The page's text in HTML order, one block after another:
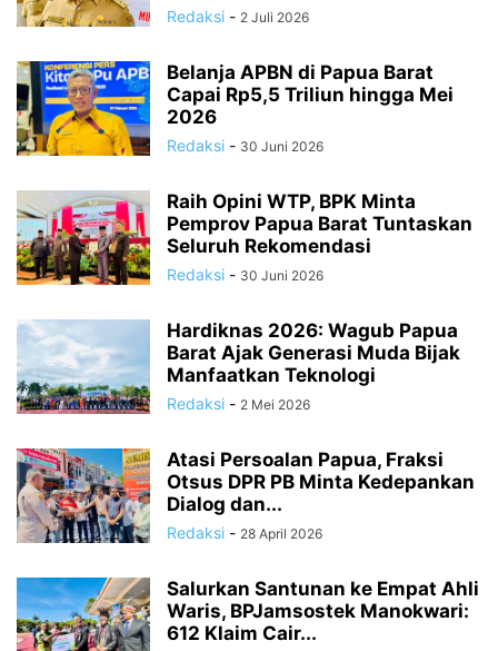
Redaksi - 2 Juli 2026
Belanja APBN di Papua Barat
Capai Rp5,5 Triliun hingga Mei
2026
Redaksi - 30 Juni 2026
Raih Opini WTP, BPK Minta
Pemprov Papua Barat Tuntaskan
Seluruh Rekomendasi
Redaksi - 30 Juni 2026
Hardiknas 2026: Wagub Papua
Barat Ajak Generasi Muda Bijak
Manfaatkan Teknologi
Redaksi - 2 Mei 2026
Atasi Persoalan Papua, Fraksi
Otsus DPR PB Minta Kedepankan
Dialog dan...
Redaksi - 28 April 2026
Salurkan Santunan ke Empat Ahli
Waris, BPJamsostek Manokwari:
612 Klaim Cair...